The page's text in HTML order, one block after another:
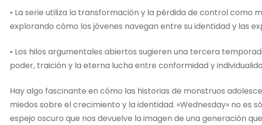
• La serie utiliza la transformación y la pérdida de control como
explorando cómo los jóvenes navegan entre su identidad y las
• Los hilos argumentales abiertos sugieren una tercera
poder, traición y la eterna lucha entre conformidad y
Hay algo fascinante en cómo las historias de monstruos
miedos sobre el crecimiento y la identidad. «Wednesday» no es
espejo oscuro que nos devuelve la imagen de una generación